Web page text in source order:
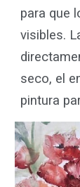
para que
visibles.
seco, el
pintura